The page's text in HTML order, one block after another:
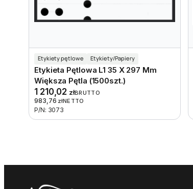
Etykiety pętlowe Etykiety/Papiery
Etykieta Pętlowa L1 35 X 297 Mm
Większa Pętla (1500szt.)
1 210,02 złBRUTTO
983,76 złNETTO
P/N: 3073